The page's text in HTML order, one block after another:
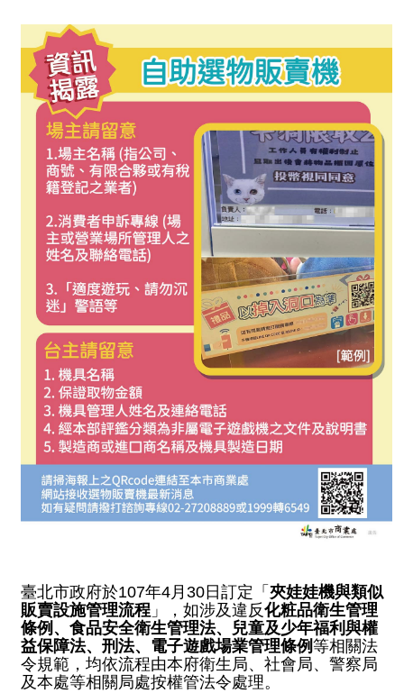
站
導
通
情
系
統
政
臺北市政府於107年4月30日訂定「 夾娃娃機與類似
販賣設施管理流程 」，如涉及違反化粧品衛生管理
條例、食品安全衛生管理法、兒童及少年福利與權
益保障法、刑法、電子遊戲場業管理條例等相關法
令規範，均依流程由本府衛生局、社會局、警察局
及本處等相關局處按權管法令處理。